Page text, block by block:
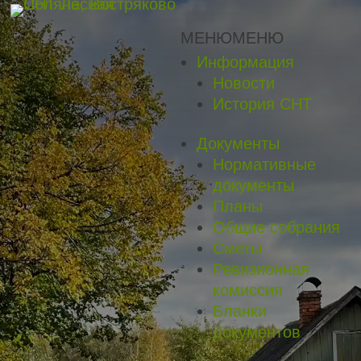
МЕНЮМЕНЮ
Информация
Новости
История СНТ
Документы
Нормативные
документы
Планы
Общие собрания
Сметы
Ревизионная
комиссия
Бланки
документов